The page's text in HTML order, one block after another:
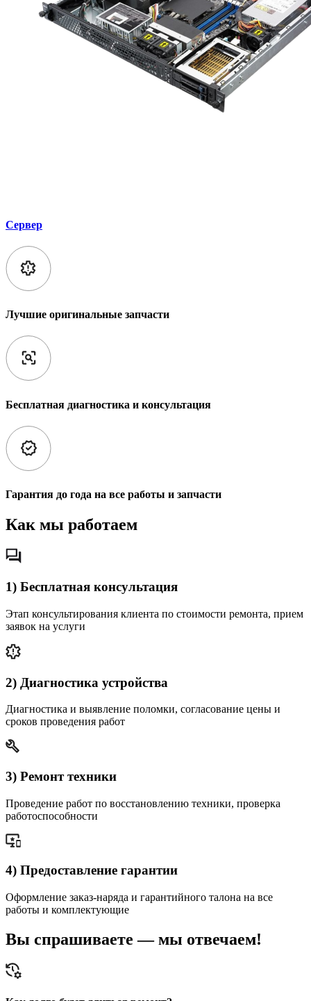
Сервер
Лучшие оригинальные запчасти
Бесплатная диагностика и консультация
Гарантия до года на все работы и запчасти
Как мы работаем
1) Бесплатная консультация
Этап консультирования клиента по стоимости ремонта, прием
заявок на услуги
2) Диагностика устройства
Диагностика и выявление поломки, согласование цены и
сроков проведения работ
3) Ремонт техники
Проведение работ по восстановлению техники, проверка
работоспособности
4) Предоставление гарантии
Оформление заказ-наряда и гарантийного талона на все
работы и комплектующие
Вы спрашиваете — мы отвечаем!